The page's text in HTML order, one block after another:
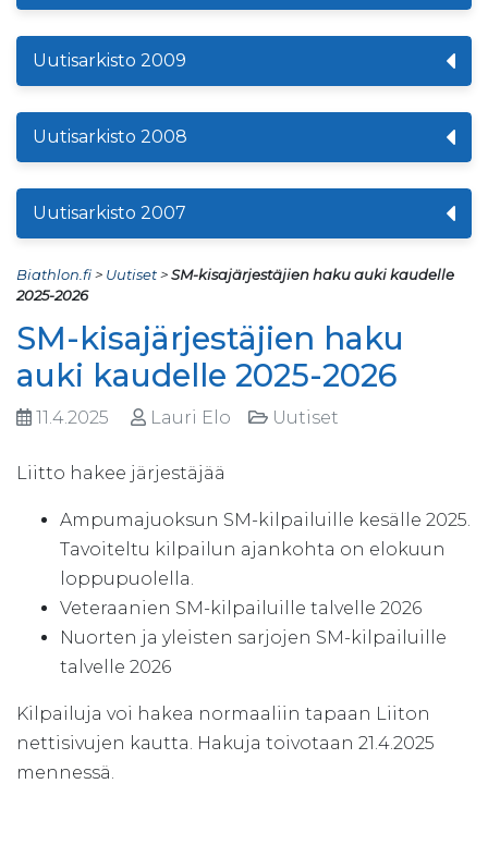
Uutisarkisto 2009
Uutisarkisto 2008
Uutisarkisto 2007
Biathlon.fi> Uutiset>SM-kisajärjestäjien haku auki kaudelle
2025-2026
SM-kisajärjestäjien haku
auki kaudelle 2025-2026
11.4.2025 Lauri Elo Uutiset
Liitto hakee järjestäjää
Ampumajuoksun SM-kilpailuille kesälle 2025.
Tavoiteltu kilpailun ajankohta on elokuun
loppupuolella.
Veteraanien SM-kilpailuille talvelle 2026
Nuorten ja yleisten sarjojen SM-kilpailuille
talvelle 2026
Kilpailuja voi hakea normaaliin tapaan Liiton
nettisivujen kautta. Hakuja toivotaan 21.4.2025
mennessä.